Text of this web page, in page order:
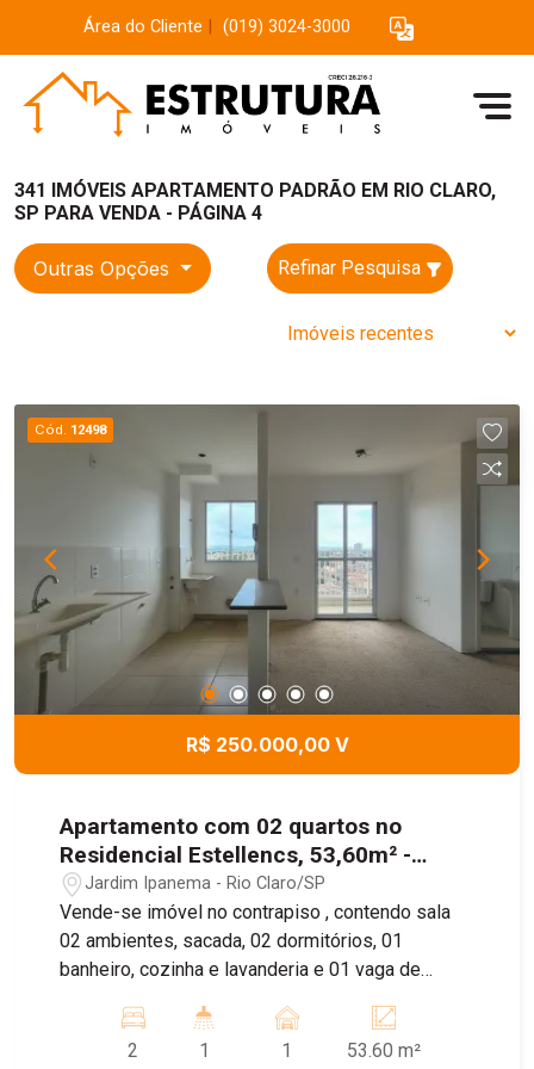
Área do Cliente (019) 3024-3000
341 IMÓVEIS APARTAMENTO PADRÃO EM RIO CLARO,
SP PARA VENDA - PÁGINA 4
Outras Opções Refinar Pesquisa
Cód. 12498
R$ 250.000,00 V
Apartamento com 02 quartos no
Residencial Estellencs, 53,60m² -
Jardim Ipanema
Jardim Ipanema - Rio Claro/SP
Vende-se imóvel no contrapiso , contendo sala
02 ambientes, sacada, 02 dormitórios, 01
banheiro, cozinha e lavanderia e 01 vaga de
2 1 1 53.60 m²